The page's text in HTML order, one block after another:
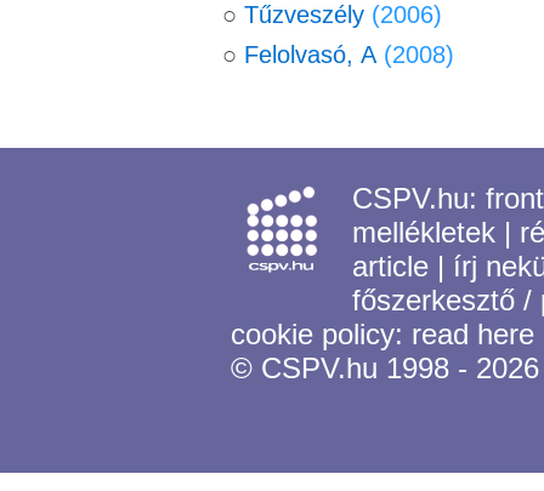
○ Tűzveszély (2006)
○ Felolvasó, A (2008)
CSPV.hu:
mellékletek |
article | írj
főszerkesztő
cookie policy: read here
© CSPV.hu 1998 - 2026